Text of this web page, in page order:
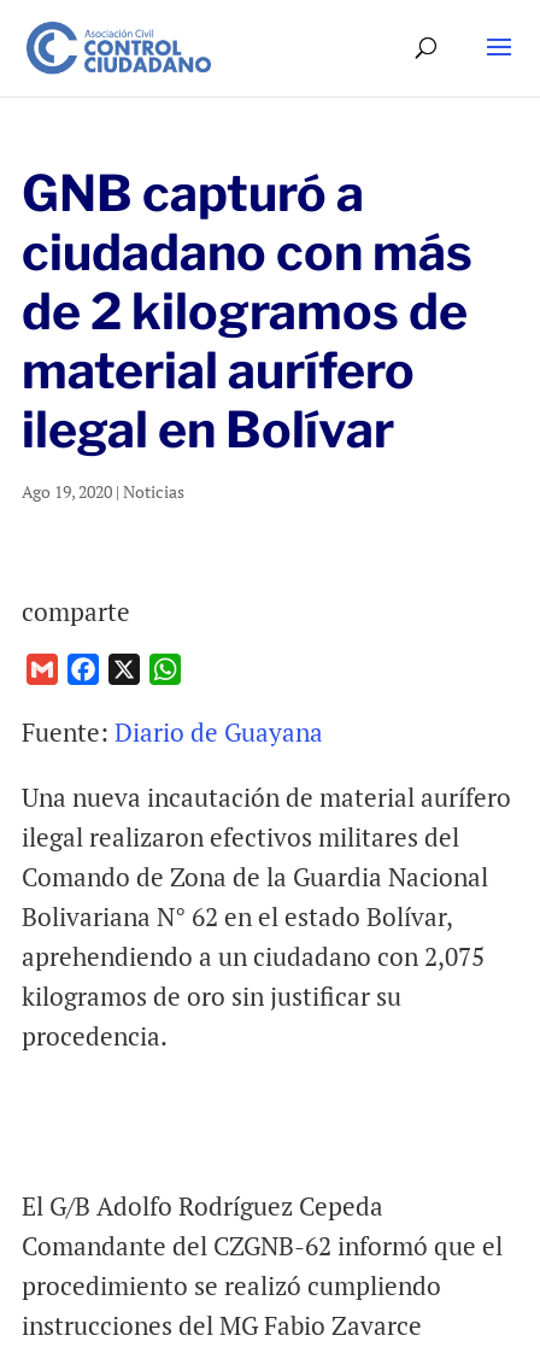
GNB capturó a
ciudadano con más
de 2 kilogramos de
material aurífero
ilegal en Bolívar
Ago 19, 2020| Noticias
comparte
a
l
c
b
k
a
s
p
Fuente: Diario de Guayana
Una nueva incautación de material aurífero
ilegal realizaron efectivos militares del
Comando de Zona de la Guardia Nacional
Bolivariana N° 62 en el estado Bolívar,
aprehendiendo a un ciudadano con 2,075
kilogramos de oro sin justificar su
procedencia.
El G/B Adolfo Rodríguez Cepeda
Comandante del CZGNB-62 informó que el
procedimiento se realizó cumpliendo
instrucciones del MG Fabio Zavarce